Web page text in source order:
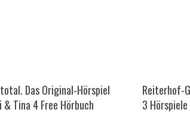
Das Original-Hörspiel
& Tina 4 Free Hörbuch
Reiterhof-
3